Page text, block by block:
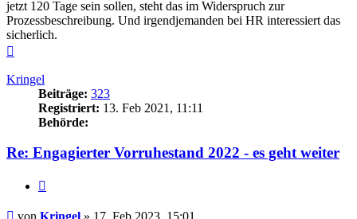
jetzt 120 Tage sein sollen, steht das im Widerspruch zur
Prozessbeschreibung. Und irgendjemanden bei HR interessiert das
sicherlich.
Kringel
Beiträge: 323
Registriert: 13. Feb 2021, 11:11
Behörde:
Re: Engagierter Vorruhestand 2022 - es geht weiter
Beitrag
von Kringel » 17. Feb 2023, 15:01